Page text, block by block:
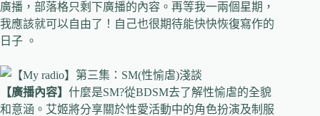
廣播，部落格只剩下廣播的內容。再等我一兩個星期，
我應該就可以自由了！自己也很期待能快快恢復寫作的
日子 。
【廣播內容】 什麼是SM?從BDSM去了解性愉虐的全貌
和意涵。艾姬將分享關於性愛活動中的角色扮演及制服